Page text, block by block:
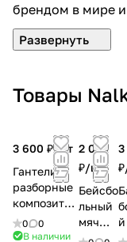
брендом в мире
на рынке.
дизайна и
товаров.
мероприятий. А
Кроме того,
Товары
3 600 ₽/шт
Гантели
разборные
композитн
ые Braves
0
0
В наличии
2 028
₽/шт
Бейсбо
льный
мяч
Shison